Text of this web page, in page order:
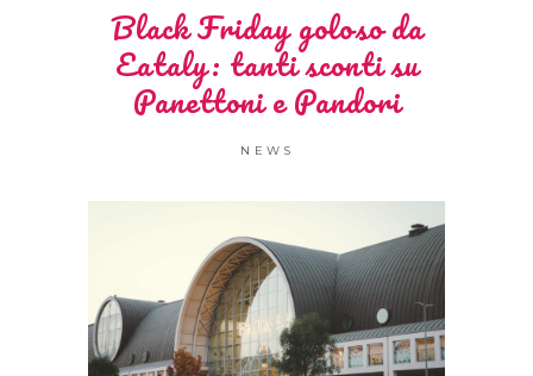
Black Friday goloso da
Eataly: tanti sconti su
Panettoni e Pandori
NEWS